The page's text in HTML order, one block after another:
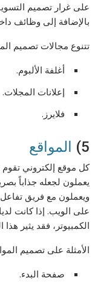
على غرار تصميم
بالإضافة إلى وظائف
تتنوع مجالات تصميم
أغلفة الألبوم.
إعلانات المجلات.
فلايرز.
5) المواقع
كل موقع إلكتروني
يعملون لجعله جذاباً
ويعملون مع فريق
على الويب. إذا كانت
الكمبيوتر، فقد يثير
الأمثلة على تصميم
صفحة البدء.